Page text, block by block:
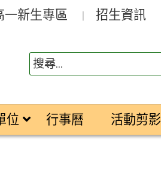
一新生專區 招生資訊
位 行事曆 活動剪影